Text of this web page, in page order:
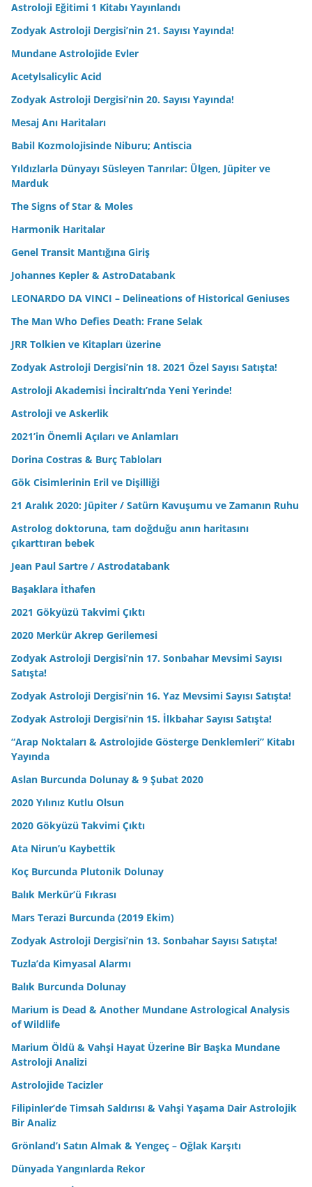
Astroloji Eğitimi 1 Kitabı Yayınlandı
Zodyak Astroloji Dergisi’nin 21. Sayısı Yayında!
Mundane Astrolojide Evler
Acetylsalicylic Acid
Zodyak Astroloji Dergisi’nin 20. Sayısı Yayında!
Mesaj Anı Haritaları
Babil Kozmolojisinde Niburu; Antiscia
Yıldızlarla Dünyayı Süsleyen Tanrılar: Ülgen, Jüpiter ve
Marduk
The Signs of Star & Moles
Harmonik Haritalar
Genel Transit Mantığına Giriş
Johannes Kepler & AstroDatabank
LEONARDO DA VINCI – Delineations of Historical Geniuses
The Man Who Defies Death: Frane Selak
JRR Tolkien ve Kitapları üzerine
Zodyak Astroloji Dergisi’nin 18. 2021 Özel Sayısı Satışta!
Astroloji Akademisi İnciraltı’nda Yeni Yerinde!
Astroloji ve Askerlik
2021’in Önemli Açıları ve Anlamları
Dorina Costras & Burç Tabloları
Gök Cisimlerinin Eril ve Dişilliği
21 Aralık 2020: Jüpiter / Satürn Kavuşumu ve Zamanın Ruhu
Astrolog doktoruna, tam doğduğu anın haritasını
çıkarttıran bebek
Jean Paul Sartre / Astrodatabank
Başaklara İthafen
2021 Gökyüzü Takvimi Çıktı
2020 Merkür Akrep Gerilemesi
Zodyak Astroloji Dergisi’nin 17. Sonbahar Mevsimi Sayısı
Satışta!
Zodyak Astroloji Dergisi’nin 16. Yaz Mevsimi Sayısı Satışta!
Zodyak Astroloji Dergisi’nin 15. İlkbahar Sayısı Satışta!
“Arap Noktaları & Astrolojide Gösterge Denklemleri” Kitabı
Yayında
Aslan Burcunda Dolunay & 9 Şubat 2020
2020 Yılınız Kutlu Olsun
2020 Gökyüzü Takvimi Çıktı
Ata Nirun’u Kaybettik
Koç Burcunda Plutonik Dolunay
Balık Merkür’ü Fıkrası
Mars Terazi Burcunda (2019 Ekim)
Zodyak Astroloji Dergisi’nin 13. Sonbahar Sayısı Satışta!
Tuzla’da Kimyasal Alarmı
Balık Burcunda Dolunay
Marium is Dead & Another Mundane Astrological Analysis
of Wildlife
Marium Öldü & Vahşi Hayat Üzerine Bir Başka Mundane
Astroloji Analizi
Astrolojide Tacizler
Filipinler’de Timsah Saldırısı & Vahşi Yaşama Dair Astrolojik
Bir Analiz
Grönland’ı Satın Almak & Yengeç – Oğlak Karşıtı
Dünyada Yangınlarda Rekor